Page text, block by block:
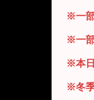
※一
※一
※本
※冬